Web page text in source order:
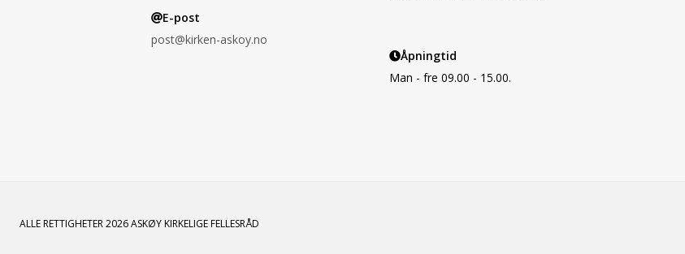
E-post
post@kirken-askoy.no
Åpningtid
Man - fre 09.00 - 15.00.
ALLE RETTIGHETER 2026 ASKØY KIRKELIGE FELLESRÅD